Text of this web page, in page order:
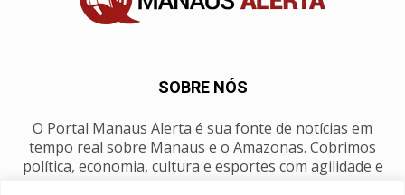
SOBRE NÓS
O Portal Manaus Alerta é sua fonte de notícias em
tempo real sobre Manaus e o Amazonas. Cobrimos
política, economia, cultura e esportes com agilidade e